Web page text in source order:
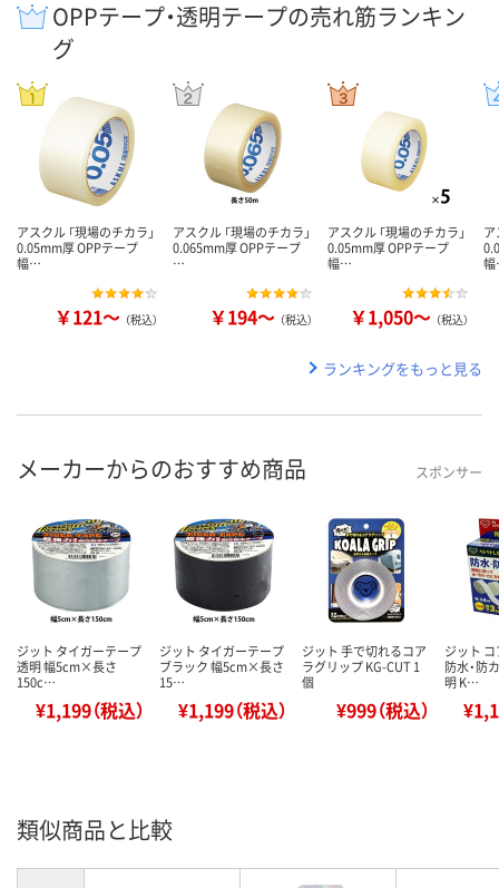
OPPテープ・透明テープの売れ筋ランキン
グ
アスクル 「現場のチカラ」
0.05mm厚 OPPテープ
幅…
￥121～ （税込）
アスクル 「現場のチカラ」
0.065mm厚 OPPテープ
…
￥194～ （税込）
アスクル 「現場のチカラ」
0.05mm厚 OPPテープ
幅…
￥1,050～ （税込）
ア
ランキングをもっと見る
メーカーからのおすすめ商品 スポンサー
ジット タイガーテープ
透明 幅5cm×長さ
150c…
¥1,199（税込）
ジット タイガーテープ
ブラック 幅5cm×長さ
15…
¥1,199（税込）
ジット 手で切れるコア
ラグリップ KG-CUT 1
個
¥999（税込）
ジット
防水・防
明 K…
類似商品と比較